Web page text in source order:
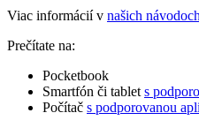
Viac informácií v našich návodoch
Prečítate na:
Pocketbook
Smartfón či tablet s
Počítač s podporovanou